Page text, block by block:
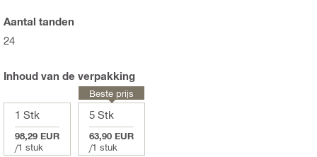
Aantal tanden
24
Inhoud van de verpakking
1 Stk
98,29 EUR
/1 stuk
5 Stk
63,90 EUR
/1 stuk
Beste prijs